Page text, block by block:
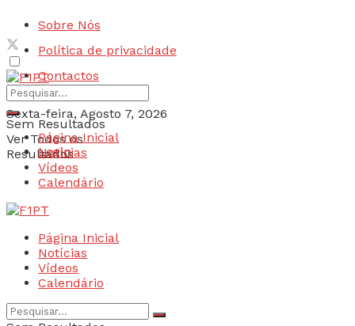
Sobre Nós
Política de privacidade
Contactos
Sexta-feira, Agosto 7, 2026
Login
Sem Resultados
Ver Todos os
Resultados
Página Inicial
Notícias
Vídeos
Calendário
Página Inicial
Notícias
Vídeos
Calendário